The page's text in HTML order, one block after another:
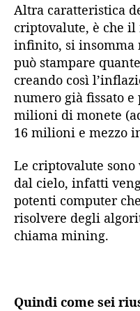
Altra caratteristica
criptovalute, è che
infinito, si insomma
può stampare
creando così
numero già fissato e
milioni di monete
16 milioni e mezzo
Le criptovalute
dal cielo, infatti
potenti computer
risolvere degli
chiama mining.
Quindi come sei